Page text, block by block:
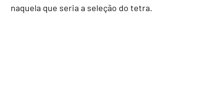
naquela que seria a seleção do tetra.